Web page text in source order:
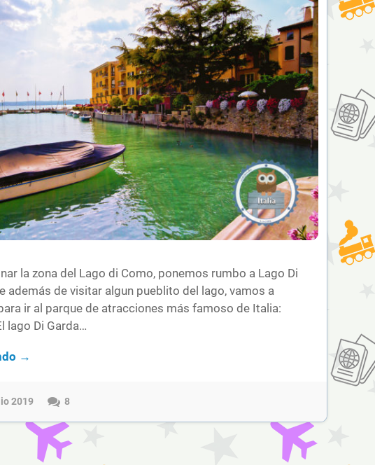
la zona del Lago di Como, ponemos rumbo a Lago Di
además de visitar algun pueblito del lago, vamos a
ir al parque de atracciones más famoso de Italia:
lago Di Garda…
→
2019 8